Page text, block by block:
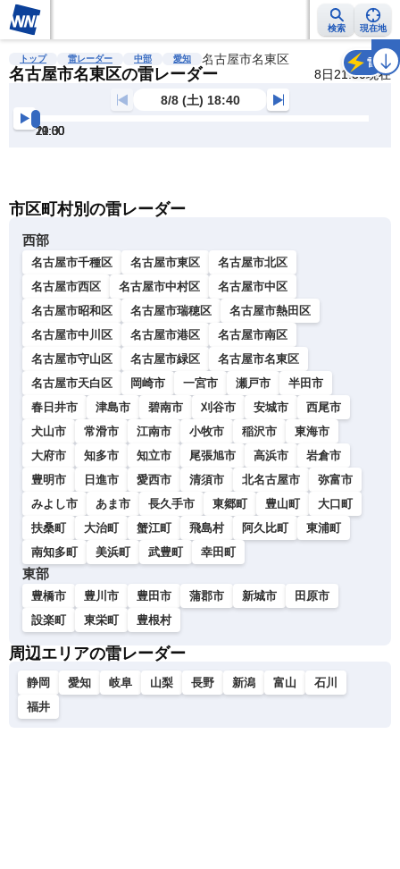
検索 現在地
雨雲レーダー 台風情報 地震情報 警報・注意報 2週間天気 ラ
トップ 雷レーダー 中部 愛知 名古屋市名東区
名古屋市名東区の雷レーダー 8日21:30現在
雷
8/8 (土) 18:40
19:00
19:30
20:00
20:30
21:00
21:30
市区町村別の雷レーダー
西部
名古屋市千種区 名古屋市東区
名古屋市北区
名古屋市西区
名古屋市中村区
名古屋市中区
名古屋市昭和区
名古屋市瑞穂区
名古屋市熱田区
名古屋市中川区
名古屋市港区
名古屋市南区
名古屋市守山区
名古屋市緑区
名古屋市名東区
名古屋市天白区
岡崎市 一宮市 瀬戸市
半田市
春日井市
津島市 碧南市 刈谷市 安城市
西尾市
犬山市
常滑市 江南市 小牧市 稲沢市
東海市
大府市
知多市 知立市 尾張旭市 高浜市
岩倉市
豊明市
日進市 愛西市 清須市 北名古屋市
弥富市
みよし市
あま市 長久手市 東郷町 豊山町
大口町
扶桑町
大治町 蟹江町 飛島村 阿久比町
東浦町
南知多町
美浜町 武豊町 幸田町
東部
豊橋市 豊川市 豊田市 蒲郡市 新城市
田原市
設楽町
東栄町 豊根村
周辺エリアの雷レーダー
静岡 愛知 岐阜 山梨 長野 新潟 富山
石川
福井